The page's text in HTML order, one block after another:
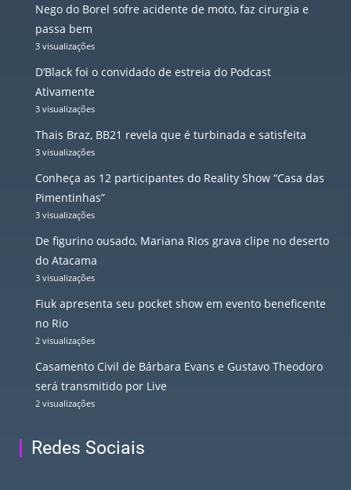
Nego do Borel sofre acidente de moto, faz cirurgia e
passa bem
3 visualizações
D’Black foi o convidado de estreia do Podcast
Ativamente
3 visualizações
Thais Braz, BB21 revela que é turbinada e satisfeita
3 visualizações
Conheça as 12 participantes do Reality Show “Casa das
Pimentinhas”
3 visualizações
De figurino ousado, Mariana Rios grava clipe no deserto
do Atacama
3 visualizações
Fiuk apresenta seu pocket show em evento beneficente
no Rio
2 visualizações
Casamento Civil de Bárbara Evans e Gustavo Theodoro
será transmitido por Live
2 visualizações
Redes Sociais